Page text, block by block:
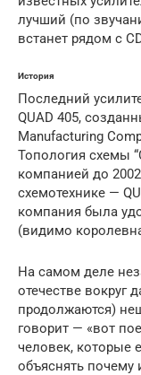
лучший (по
встанет рядом с
История
Последний
QUAD 405,
Manufacturing
Топология схемы
компанией до
схемотехнике —
компания была
(видимо
На самом деле
отечестве вокруг
продолжаются)
говорит — «вот
человек, которые
объяснять почему